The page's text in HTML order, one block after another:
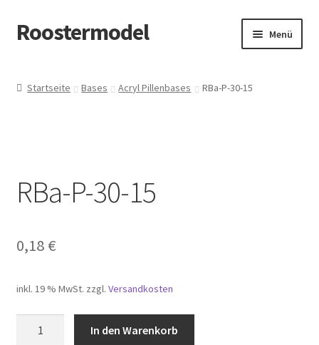
Zur
Navigation
Zum
Inhalt
Roostermodel Menü
Cart
Datenschutzerklärung
Datenschutzerklärung
Datenschutzerklärung
Startseite Bases Acryl Pillenbases RBa-P-30-15
RBa-P-30-15
0,18 €
inkl. 19 % MwSt. zzgl. Versandkosten
In den Warenkorb